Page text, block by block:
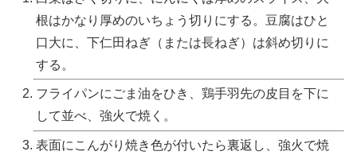
根はかなり厚めのいちょう切りにする。豆腐はひと
口大に、下仁田ねぎ（または長ねぎ）は斜め切りに
する。
フライパンにごま油をひき、鶏手羽先の皮目を下に
して並べ、強火で焼く。
表面にこんがり焼き色が付いたら裏返し、強火で焼